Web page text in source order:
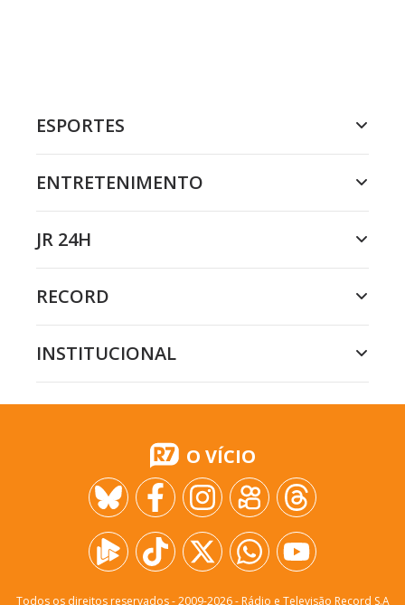
ESPORTES
ENTRETENIMENTO
JR 24H
RECORD
INSTITUCIONAL
O VÍCIO
Todos os direitos reservados - 2009-2026- Rádio e Televisão Record S.A